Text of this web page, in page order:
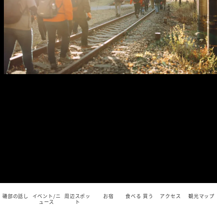
磯部の話し
イベント/ニ
ュース
周辺スポッ
ト
お宿 食べる 買う アクセス 観光マップ